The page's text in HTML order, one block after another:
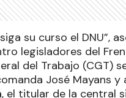
su curso el DNU”,
legisladores del
del Trabajo (CGT)
José Mayans
el titular de la central